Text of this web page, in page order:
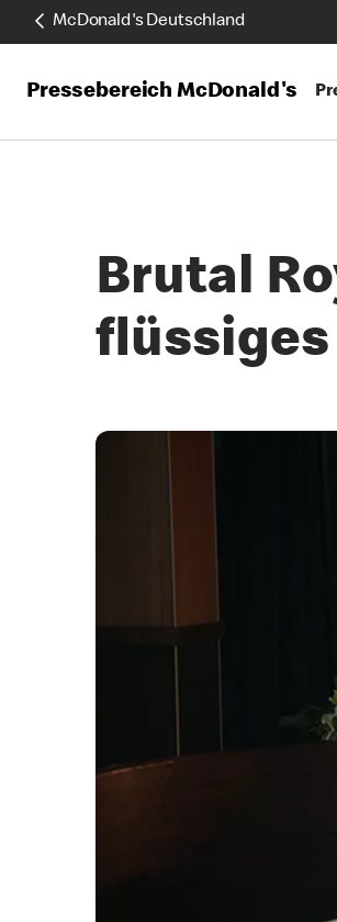
McDonald's Deutschland
Pressebereich McDonald's
Brutal
flüssiges